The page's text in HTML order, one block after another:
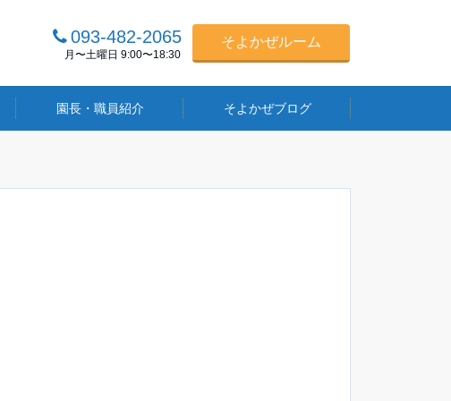
093-482-2065
月〜土曜日 9:00〜18:30
そよかぜルーム
園長・職員紹介 そよかぜブログ